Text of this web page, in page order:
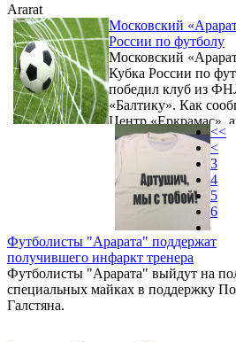
Ararat
Московский
России по футболу
Московский
Кубка России по
победил клуб из
«Балтику». Как
Центр «Еркрамас»,
провели весь матч
победы со счетом
стали: 9-я мин. –
– Сергей Давыдов.
Футболисты "Арарата" поддержат
получившего инфаркт тренера
Футболисты "Арарата" выйдут на
специальных майках в поддержку
Галстяна.
<<
<
3
4
5
6